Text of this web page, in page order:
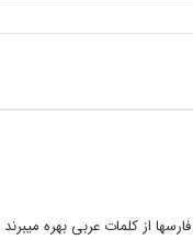
از کلمات عربی بهره میبرند